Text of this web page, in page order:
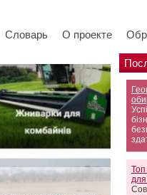
Словарь О проекте